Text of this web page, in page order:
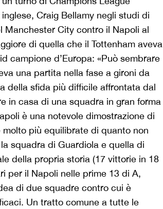
Craig Bellamy negli studi di
Manchester City contro il Napoli al
di quella che il Tottenham aveva
campione d’Europa: «Può sembrare
una partita nella fase a gironi da
della sfida più difficile affrontata dal
in casa di una squadra in gran forma
è una notevole dimostrazione di
più equilibrate di quanto non
squadra di Guardiola e quella di
della propria storia (17 vittorie in 18
per il Napoli nelle prime 13 di A,
di due squadre contro cui è
Un tratto comune a tutte le